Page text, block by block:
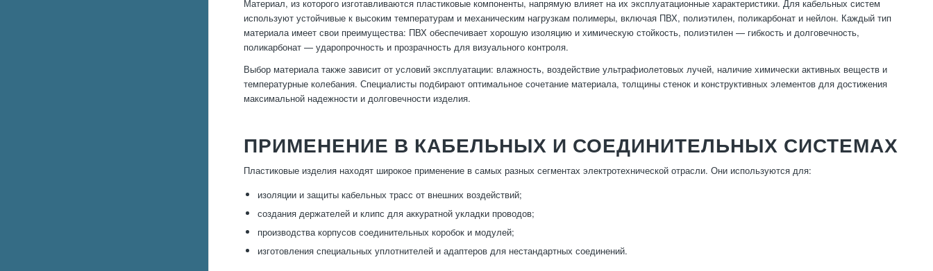
Материал, из которого изготавливаются пластиковые компоненты, напрямую влияет на их эксплуатационные характеристики. Для кабельных систем
используют устойчивые к высоким температурам и механическим нагрузкам полимеры, включая ПВХ, полиэтилен, поликарбонат и нейлон. Каждый тип
материала имеет свои преимущества: ПВХ обеспечивает хорошую изоляцию и химическую стойкость, полиэтилен — гибкость и долговечность,
поликарбонат — ударопрочность и прозрачность для визуального контроля.
Выбор материала также зависит от условий эксплуатации: влажность, воздействие ультрафиолетовых лучей, наличие химически активных веществ и
температурные колебания. Специалисты подбирают оптимальное сочетание материала, толщины стенок и конструктивных элементов для достижения
максимальной надежности и долговечности изделия.
ПРИМЕНЕНИЕ В КАБЕЛЬНЫХ И СОЕДИНИТЕЛЬНЫХ СИСТЕМАХ
Пластиковые изделия находят широкое применение в самых разных сегментах электротехнической отрасли. Они используются для:
изоляции и защиты кабельных трасс от внешних воздействий;
создания держателей и клипс для аккуратной укладки проводов;
производства корпусов соединительных коробок и модулей;
изготовления специальных уплотнителей и адаптеров для нестандартных соединений.